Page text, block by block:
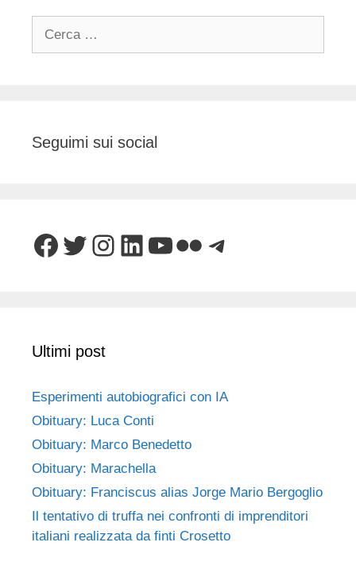
Seguimi sui social
Facebook
Twitter
Instagram
LinkedIn
YouTube
FlickrTelegram
Ultimi post
Esperimenti autobiografici con IA
Obituary: Luca Conti
Obituary: Marco Benedetto
Obituary: Marachella
Obituary: Franciscus alias Jorge Mario Bergoglio
Il tentativo di truffa nei confronti di imprenditori
italiani realizzata da finti Crosetto